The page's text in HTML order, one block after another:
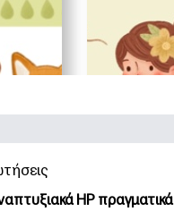
HP πραγματικά